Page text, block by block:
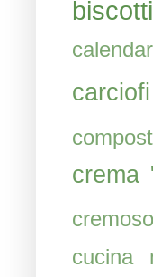
biscotti
carciofi
crema
cucina